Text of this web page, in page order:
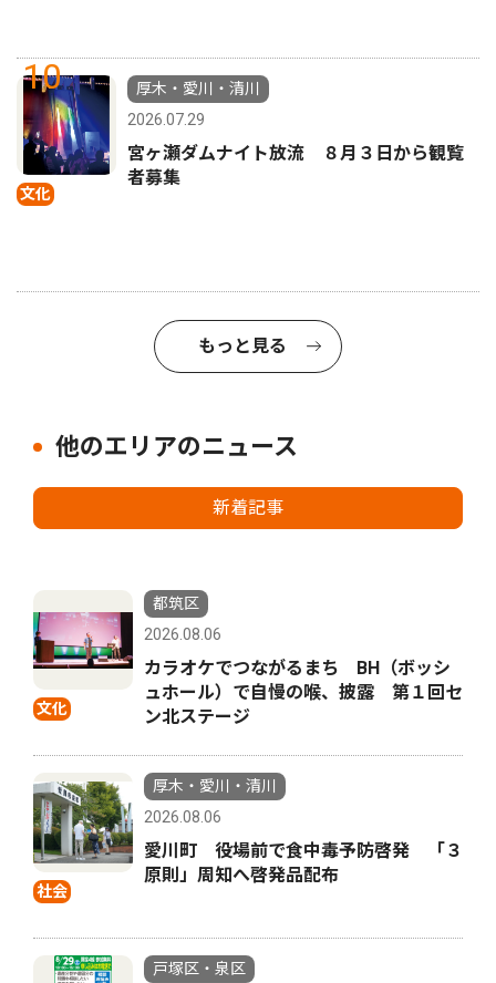
10
文化
厚木・愛川・清川
2026.07.29
宮ヶ瀬ダムナイト放流 ８月３日から観覧
者募集
もっと見る
他のエリアのニュース
新着記事
文化
都筑区
2026.08.06
カラオケでつながるまち BH（ボッシ
ュホール）で自慢の喉、披露 第１回セ
ン北ステージ
社会
厚木・愛川・清川
2026.08.06
愛川町 役場前で食中毒予防啓発 「３
原則」周知へ啓発品配布
戸塚区・泉区